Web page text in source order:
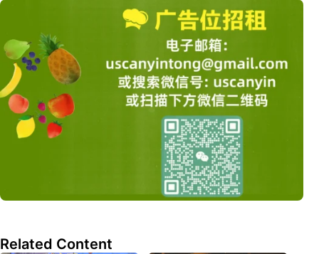
Related Content